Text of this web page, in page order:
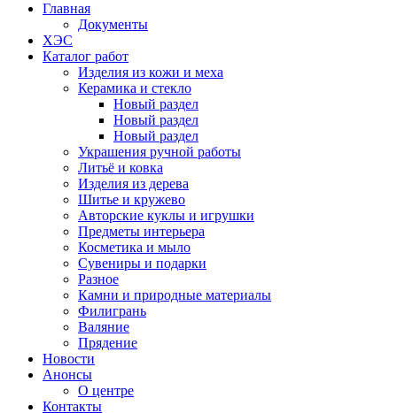
Главная
Документы
ХЭС
Каталог работ
Изделия из кожи и меха
Керамика и стекло
Новый раздел
Новый раздел
Новый раздел
Украшения ручной работы
Литьё и ковка
Изделия из дерева
Шитье и кружево
Авторские куклы и игрушки
Предметы интерьера
Косметика и мыло
Сувениры и подарки
Разное
Камни и природные материалы
Филигрань
Валяние
Прядение
Новости
Анонсы
О центре
Контакты